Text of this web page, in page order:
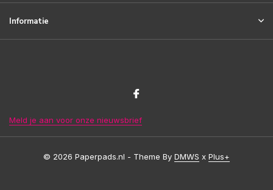
Informatie
Meld je aan voor onze nieuwsbrief
© 2026 Paperpads.nl - Theme By DMWS x Plus+